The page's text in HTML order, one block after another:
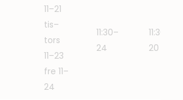
11–21
tis–
tors
11–23
fre 11–
24
11:30–
24
11:30–
20